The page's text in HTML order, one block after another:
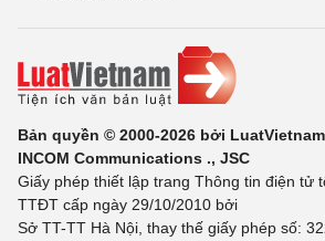
Bản quyền © 2000-2026 bởi
INCOM Communications ., JSC
Giấy phép thiết lập trang Thông tin điện tử
TTĐT cấp ngày 29/10/2010 bởi
Sở TT-TT Hà Nội, thay thế giấy phép số: